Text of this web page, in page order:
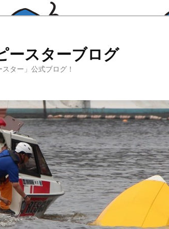
スターブログ
ター」公式ブログ！